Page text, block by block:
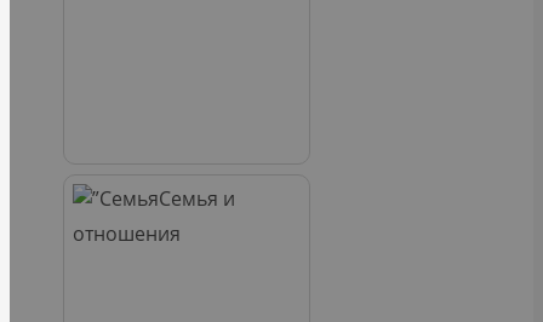
Семья и
отношения